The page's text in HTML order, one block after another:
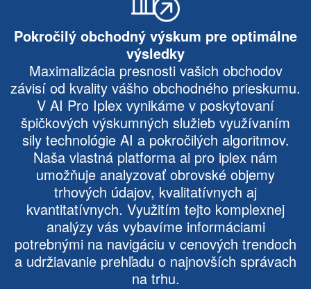
Pokročilý obchodný výskum pre optimálne
výsledky
Maximalizácia presnosti vašich obchodov
závisí od kvality vášho obchodného prieskumu.
V AI Pro Iplex vynikáme v poskytovaní
špičkových výskumných služieb využívaním
sily technológie AI a pokročilých algoritmov.
Naša vlastná platforma ai pro iplex nám
umožňuje analyzovať obrovské objemy
trhových údajov, kvalitatívnych aj
kvantitatívnych. Využitím tejto komplexnej
analýzy vás vybavíme informáciami
potrebnými na navigáciu v cenových trendoch
a udržiavanie prehľadu o najnovších správach
na trhu.